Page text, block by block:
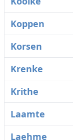
Koppen
Korsen
Krenke
Krithe
Laamte
Laehme